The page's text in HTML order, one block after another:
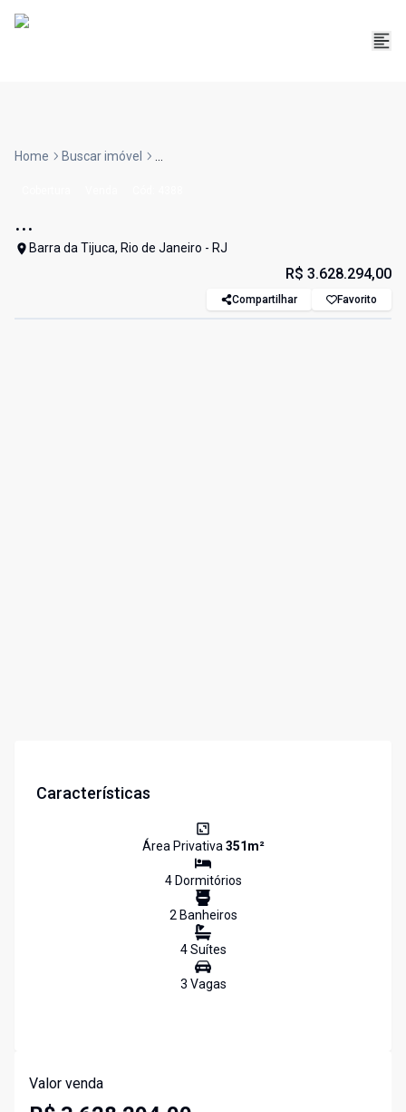
Home Buscar imóvel ...
...
Barra da Tijuca, Rio de Janeiro - RJ
R$ 3.628.294,00
Compartilhar Favorito
Características
Área Privativa351m²
4Dormitórios
2Banheiros
4Suítes
3 Vagas
Valor venda